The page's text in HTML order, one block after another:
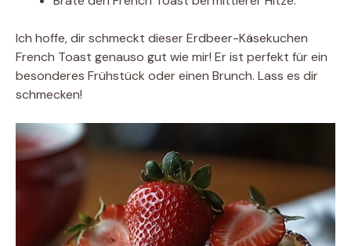
Ich hoffe, dir schmeckt dieser Erdbeer-Käsekuchen
French Toast genauso gut wie mir! Er ist perfekt für ein
besonderes Frühstück oder einen Brunch. Lass es dir
schmecken!